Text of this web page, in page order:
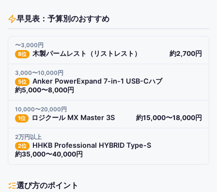
早見表：予算別のおすすめ
〜3,000円
8位 木製パームレスト（リストレスト） 約2,700円
3,000〜10,000円
5位 Anker PowerExpand 7-in-1 USB-Cハブ
約5,000〜8,000円
10,000〜20,000円
1位 ロジクール MX Master 3S 約15,000〜18,000円
2万円以上
2位 HHKB Professional HYBRID Type-S
約35,000〜40,000円
選び方のポイント